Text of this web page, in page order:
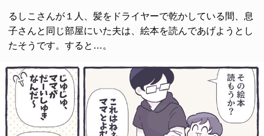
るしこさんが１人、髪をドライヤーで乾かしている間、息
子さんと同じ部屋にいた夫は、絵本を読んであげようとし
たそうです。すると…。